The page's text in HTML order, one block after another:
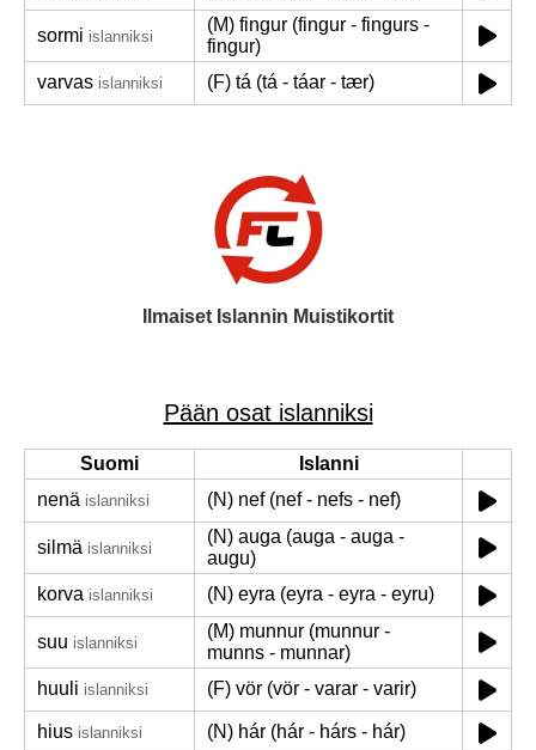
sormi islanniksi
(M) fingur (fingur - fingurs -
fingur)
varvas islanniksi (F) tá (tá - táar - tær)
Ilmaiset Islannin Muistikortit
Pään osat islanniksi
Suomi
Islanni
nenä islanniksi (N) nef (nef - nefs - nef)
silmä islanniksi
(N) auga (auga - auga -
augu)
korva islanniksi (N) eyra (eyra - eyra - eyru)
suu islanniksi
(M) munnur (munnur -
munns - munnar)
huuli islanniksi (F) vör (vör - varar - varir)
hius islanniksi (N) hár (hár - hárs - hár)